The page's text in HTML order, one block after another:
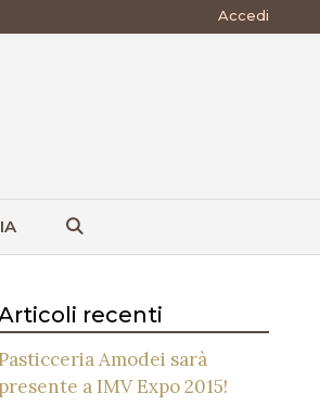
Accedi
recenti
Pasticceria Amodei sarà
presente a IMV Expo 2015!